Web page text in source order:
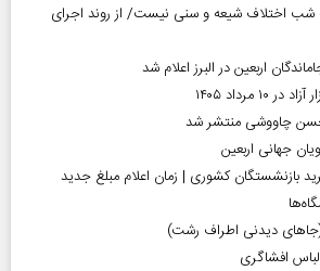
شب اختلاف شیعه و سنی نیست/ از روند اجرای
اربعین در البرز اعلام شد
مرداد ۱۴۰۵
چاووشی منتشر شد
جهانی اربعین
بازنشستگان کشوری | زمان اعلام مبلغ جدید
دیدنی اطراف رشت)
لباس افشاگری